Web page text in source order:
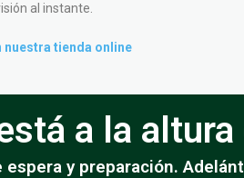
al instante.
nuestra tienda online
a la
y preparación.